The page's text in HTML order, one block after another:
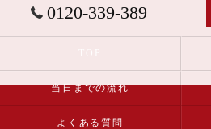
0120-339-389
当日までの流れ
よくある質問